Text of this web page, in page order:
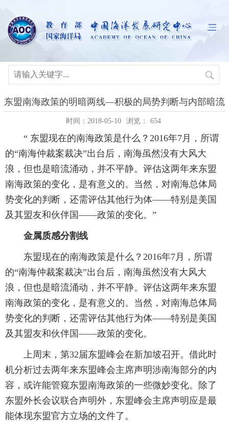
东盟南海政策的明暗两线—积极的局势判断与内部暗流
时间：2018-05-10 浏览： 654
“ 东盟现在的南海政策是什么？2016年7月，所谓
的“南海仲裁案裁决”出台后，南海虽然没有大风大
浪，但也是暗流涌动，并不平静。评估这两年来东盟
南海政策的变化，是有意义的。当然，对南海总体局
势变化的判断，还需评估其他行为体——特别是美国
及其盟友和伙伴国——政策的变化。”
金属质感分割线
东盟现在的南海政策是什么？2016年7月，所谓
的“南海仲裁案裁决”出台后，南海虽然没有大风大
浪，但也是暗流涌动，并不平静。评估这两年来东盟
南海政策的变化，是有意义的。当然，对南海总体局
势变化的判断，还需评估其他行为体——特别是美国
及其盟友和伙伴国——政策的变化。
上周末，第32届东盟峰会在新加坡召开。借此时
机分析过去两年来东盟峰会主席声明涉南海部分的内
容，或许能管窥东盟南海政策的一些微妙变化。除了
东盟外长会议联合声明外，东盟峰会主席声明应是最
能体现东盟官方立场的文件了。